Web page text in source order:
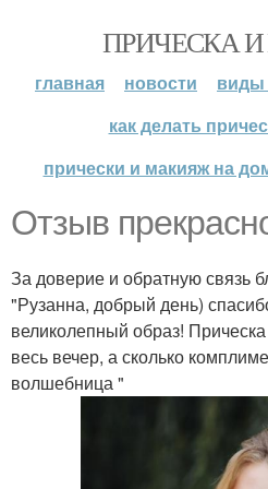
ПРИЧЕСКА
главная новости
виды
как делать
прически и макияж на
Отзыв
За доверие и обратную связь
"Рузанна, добрый день)
великолепный образ!
весь вечер, а сколько
волшебница "